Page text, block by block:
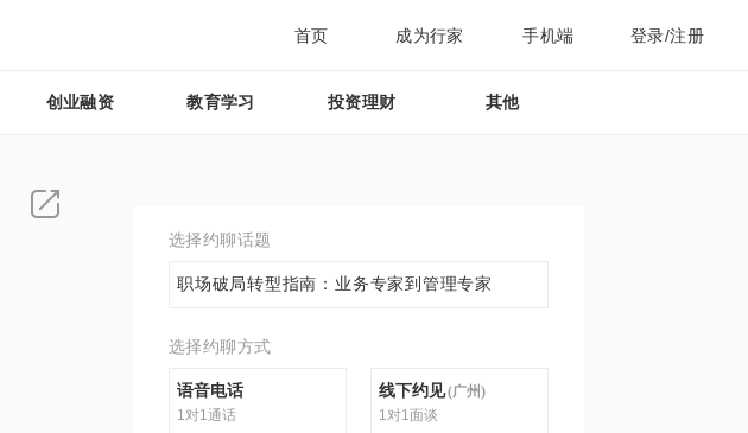
首页 成为行家 手机端 登录/注册
创业融资 教育学习 投资理财 其他
选择约聊话题
职场破局转型指南：业务专家到管理专家
选择约聊方式
语音电话
1对1通话
线下约见(广州)
1对1面谈